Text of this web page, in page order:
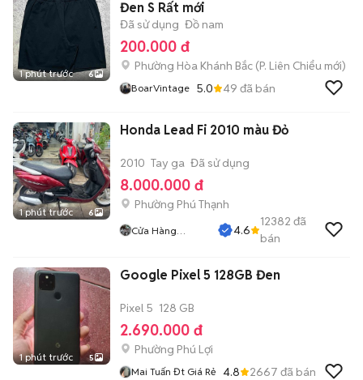
1 phút trước 6
Đen S Rất mới
Đã sử dụng Đồ nam
200.000 đ
Phường Hòa Khánh Bắc (P. Liên Chiểu mới)
BoarVintage 5.0 49 đã bán
1 phút trước 6
Honda Lead Fi 2010 màu Đỏ
2010 Tay ga Đã sử dụng
8.000.000 đ
Phường Phú Thạnh
Cửa Hàng
4.6
12382 đã
bán
1 phút trước 5
Google Pixel 5 128GB Đen
Pixel 5 128 GB
2.690.000 đ
Phường Phú Lợi
Mai Tuấn Đt Giá Rẻ 4.8 2667 đã bán